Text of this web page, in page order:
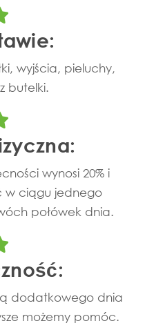
wyjścia, pieluchy,
butelki.
wynosi 20% i
w ciągu jednego
połówek dnia.
dodatkowego dnia
możemy pomóc.